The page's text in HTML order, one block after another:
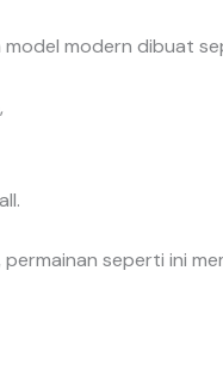
model modern dibuat
permainan seperti ini